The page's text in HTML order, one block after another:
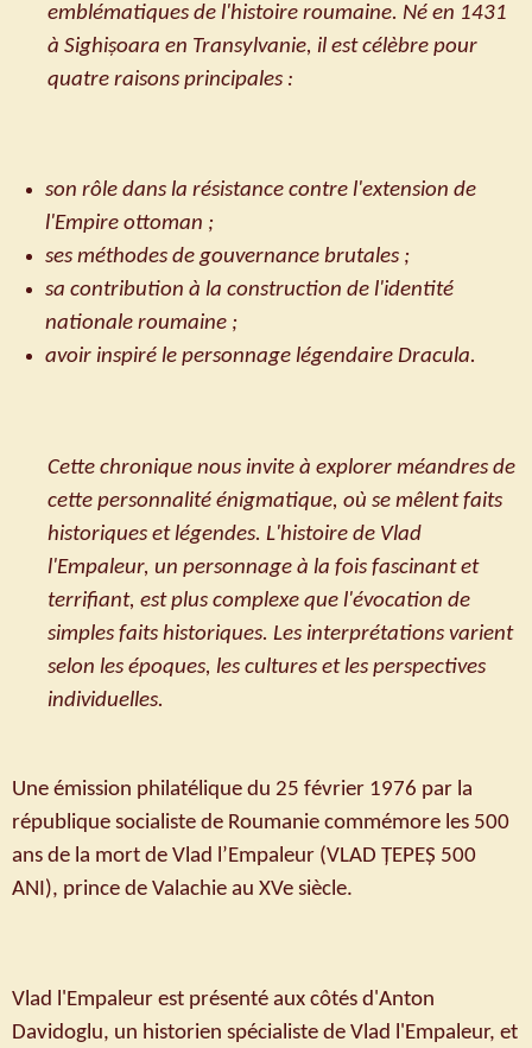
emblématiques de l'histoire roumaine. Né en 1431
à Sighișoara en Transylvanie, il est célèbre pour
quatre raisons principales :
son rôle dans la résistance contre l'extension de
l'Empire ottoman ;
ses méthodes de gouvernance brutales ;
sa contribution à la construction de l'identité
nationale roumaine ;
avoir inspiré le personnage légendaire Dracula.
Cette chronique nous invite à explorer méandres de
cette personnalité énigmatique, où se mêlent faits
historiques et légendes. L'histoire de Vlad
l'Empaleur, un personnage à la fois fascinant et
terrifiant, est plus complexe que l'évocation de
simples faits historiques. Les interprétations varient
selon les époques, les cultures et les perspectives
individuelles.
Une émission philatélique du 25 février 1976 par la
république socialiste de Roumanie commémore les 500
ans de la mort de Vlad l’Empaleur (VLAD ȚEPEȘ 500
ANI), prince de Valachie au XVe siècle.
Vlad l'Empaleur est présenté aux côtés d'Anton
Davidoglu, un historien spécialiste de Vlad l'Empaleur, et